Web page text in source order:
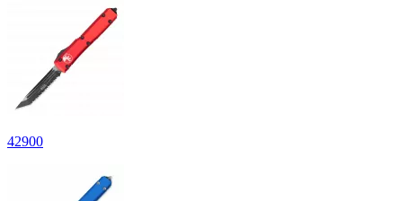
42900